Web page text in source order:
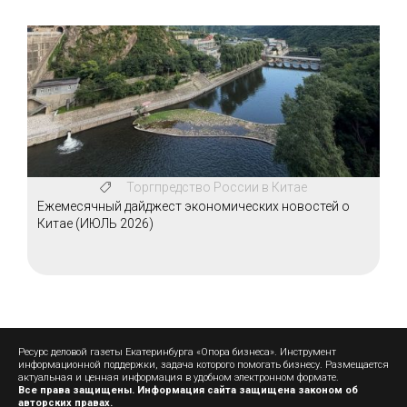
Торгпредство России в Китае
Ежемесячный дайджест экономических новостей о
Китае (ИЮЛЬ 2026)
Ресурс деловой газеты Екатеринбурга «Опора бизнеса». Инструмент
информационной поддержки, задача которого помогать бизнесу. Размещается
актуальная и ценная информация в удобном электронном формате.
Все права защищены. Информация сайта защищена законом об
авторских правах.